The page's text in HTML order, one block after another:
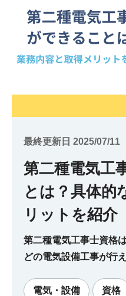
最終更新日 2025/07/11
第二種電気工
とは？具体的
リットを紹介
第二種電気工事士資格
どの電気設備工事が行
や、資格取得のメリッ
電気・設備 資格